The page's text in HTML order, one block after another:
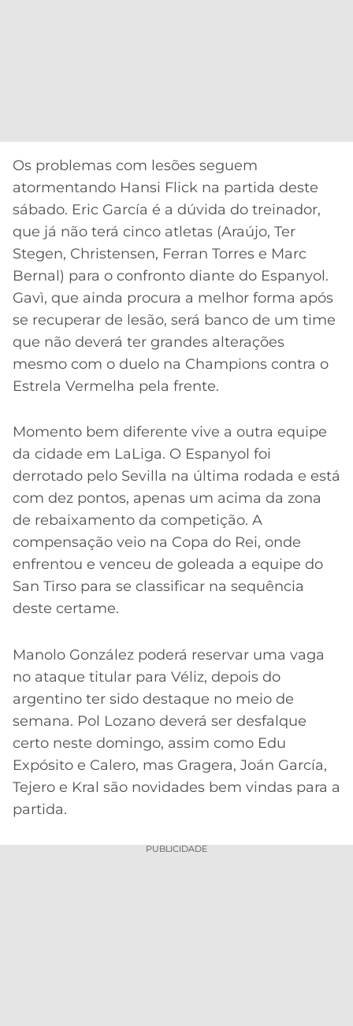
Os problemas com lesões seguem
atormentando Hansi Flick na partida deste
sábado. Eric García é a dúvida do treinador,
que já não terá cinco atletas (Araújo, Ter
Stegen, Christensen, Ferran Torres e Marc
Bernal) para o confronto diante do Espanyol.
Gavì, que ainda procura a melhor forma após
se recuperar de lesão, será banco de um time
que não deverá ter grandes alterações
mesmo com o duelo na Champions contra o
Estrela Vermelha pela frente.
Momento bem diferente vive a outra equipe
da cidade em LaLiga. O Espanyol foi
derrotado pelo Sevilla na última rodada e está
com dez pontos, apenas um acima da zona
de rebaixamento da competição. A
compensação veio na Copa do Rei, onde
enfrentou e venceu de goleada a equipe do
San Tirso para se classificar na sequência
deste certame.
Manolo González poderá reservar uma vaga
no ataque titular para Véliz, depois do
argentino ter sido destaque no meio de
semana. Pol Lozano deverá ser desfalque
certo neste domingo, assim como Edu
Expósito e Calero, mas Gragera, Joán García,
Tejero e Kral são novidades bem vindas para a
partida.
PUBLICIDADE